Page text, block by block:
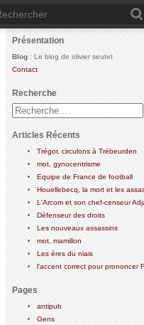
Présentation
Blog : Le blog de olivier seutet
Contact
Recherche
Articles Récents
Trégor, circulons à Trébeurden
mot, gynocentrisme
Equipe de France de football
Houellebecq, la mort et les
L'Arcom et son chef-censeur
Défenseur des droits
Les nouveaux assassins
mot, mamillon
Les ères du niais
l'accent correct pour prononcer
Pages
antipub
Gens